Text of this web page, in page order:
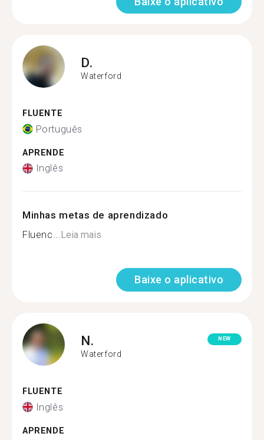
D.
Waterford
FLUENTE
Português
APRENDE
Inglês
Minhas metas de aprendizado
Fluenc...Leia mais
Baixe o aplicativo
N.
Waterford
NEW
FLUENTE
Inglês
APRENDE